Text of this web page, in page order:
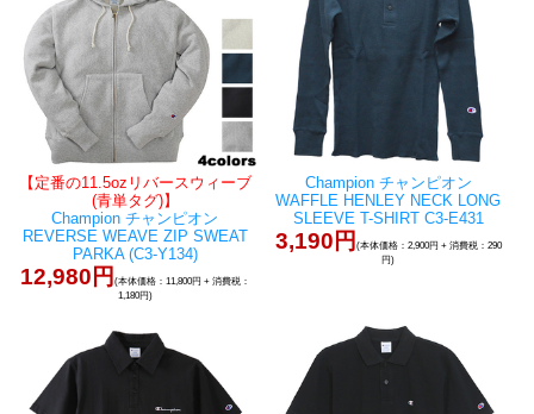
【定番の11.5ozリバースウィーブ
(青単タグ)】
Champion チャンピオン
REVERSE WEAVE ZIP SWEAT
PARKA (C3-Y134)
12,980円 (本体価格：11,800円 + 消費税：
1,180円)
Champion チャンピオン
WAFFLE HENLEY NECK LONG
SLEEVE T-SHIRT C3-E431
3,190円 (本体価格：2,900円 + 消費税：290
円)